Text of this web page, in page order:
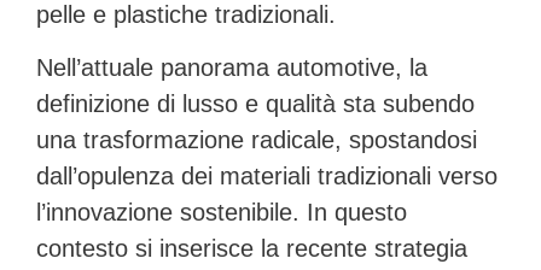
pelle e plastiche tradizionali.
Nell’attuale panorama automotive, la
definizione di lusso e qualità sta subendo
una trasformazione radicale, spostandosi
dall’opulenza dei materiali tradizionali verso
l’innovazione sostenibile. In questo
contesto si inserisce la recente strategia